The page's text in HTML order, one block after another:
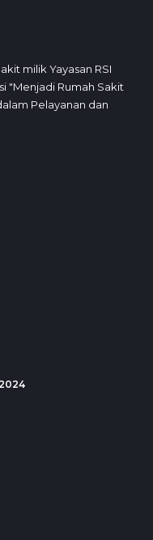
milik Yayasan RSI
"Menjadi Rumah Sakit
Pelayanan dan